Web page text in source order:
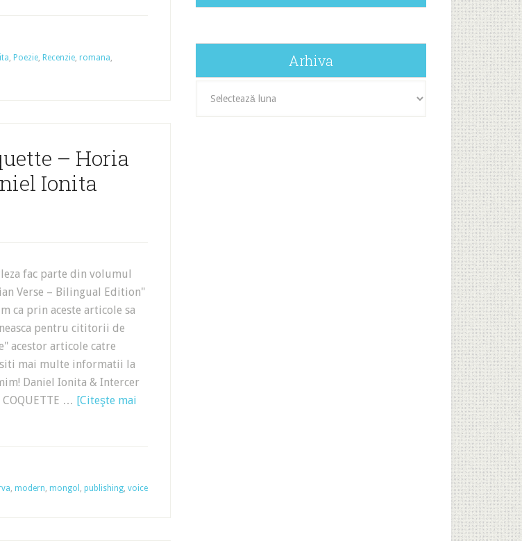
, Poezie, Recenzie, romana,
– Horia
Ionita
fac parte din volumul
Verse – Bilingual Edition"
ca prin aceste articole sa
pentru cititorii de
acestor articole catre
mai multe informatii la
Daniel Ionita & Intercer
COQUETTE … [Citeşte mai
, modern, mongol , publishing, voice
Arhiva